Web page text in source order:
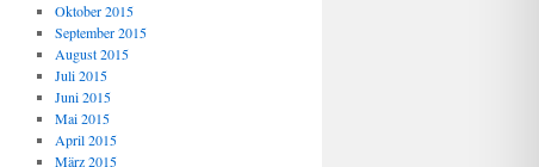
Oktober 2015
September 2015
August 2015
Juli 2015
Juni 2015
Mai 2015
April 2015
März 2015